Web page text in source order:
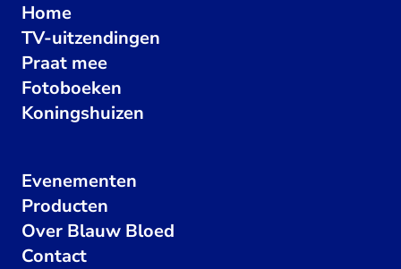
Home
TV-uitzendingen
Praat mee
Fotoboeken
Koningshuizen
Evenementen
Producten
Over Blauw Bloed
Contact